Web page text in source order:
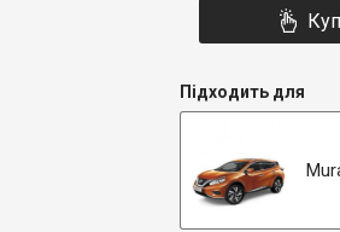
Підходить для